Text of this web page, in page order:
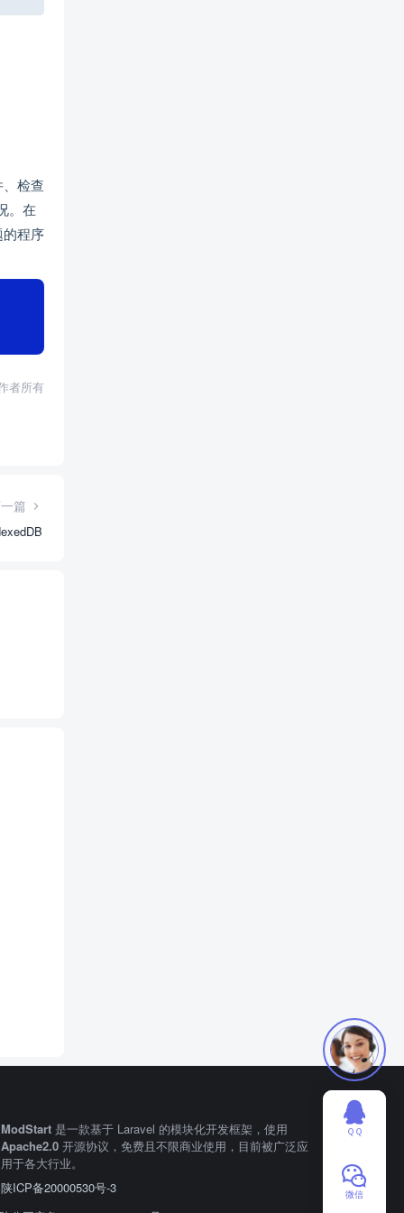
检查
。在
程序
者所有
篇
ModStart 是一款基于 Laravel 的模块化开发框架，使用
Apache2.0 开源协议，免费且不限商业使用，目前被广泛应
用于各大行业。
陕ICP备20000530号-3
ＱＱ
微信